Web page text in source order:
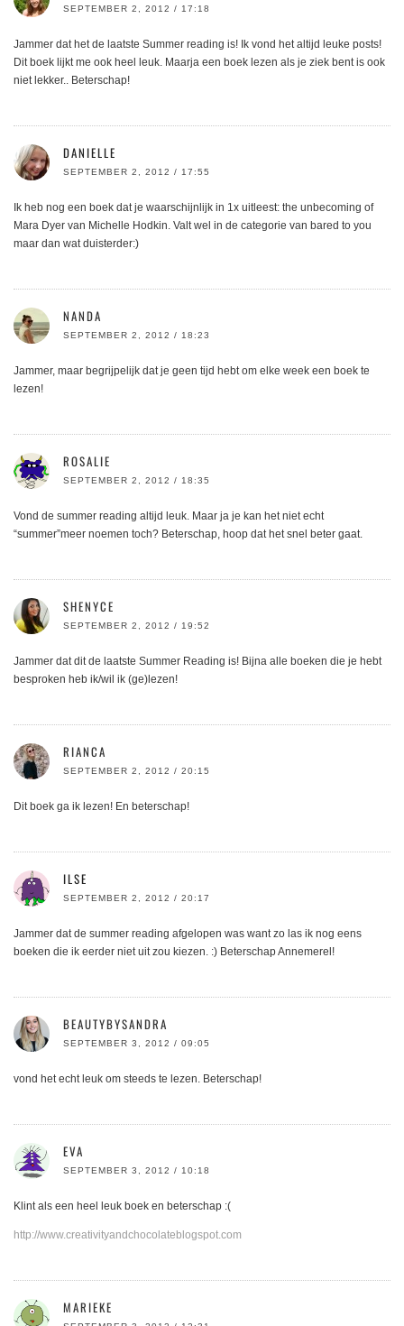
SEPTEMBER 2, 2012 / 17:18
Jammer dat het de laatste Summer reading is! Ik vond het altijd leuke posts!
Dit boek lijkt me ook heel leuk. Maarja een boek lezen als je ziek bent is ook
niet lekker.. Beterschap!
DANIELLE
SEPTEMBER 2, 2012 / 17:55
Ik heb nog een boek dat je waarschijnlijk in 1x uitleest: the unbecoming of
Mara Dyer van Michelle Hodkin. Valt wel in de categorie van bared to you
maar dan wat duisterder:)
NANDA
SEPTEMBER 2, 2012 / 18:23
Jammer, maar begrijpelijk dat je geen tijd hebt om elke week een boek te
lezen!
ROSALIE
SEPTEMBER 2, 2012 / 18:35
Vond de summer reading altijd leuk. Maar ja je kan het niet echt
“summer”meer noemen toch? Beterschap, hoop dat het snel beter gaat.
SHENYCE
SEPTEMBER 2, 2012 / 19:52
Jammer dat dit de laatste Summer Reading is! Bijna alle boeken die je hebt
besproken heb ik/wil ik (ge)lezen!
RIANCA
SEPTEMBER 2, 2012 / 20:15
Dit boek ga ik lezen! En beterschap!
ILSE
SEPTEMBER 2, 2012 / 20:17
Jammer dat de summer reading afgelopen was want zo las ik nog eens
boeken die ik eerder niet uit zou kiezen. :) Beterschap Annemerel!
BEAUTYBYSANDRA
SEPTEMBER 3, 2012 / 09:05
vond het echt leuk om steeds te lezen. Beterschap!
EVA
SEPTEMBER 3, 2012 / 10:18
Klint als een heel leuk boek en beterschap :(
http://www.creativityandchocolateblogspot.com
MARIEKE